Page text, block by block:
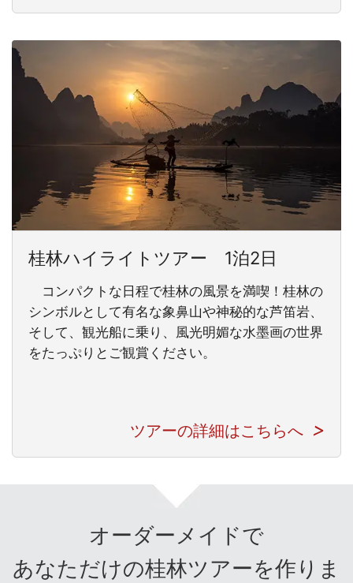
桂林ハイライトツアー 1泊2日
コンパクトな日程で桂林の風景を満喫！桂林の
シンボルとして有名な象鼻山や神秘的な芦笛岩、
そして、観光船に乗り、風光明媚な水墨画の世界
をたっぷりとご観賞ください。
ツアーの詳細はこちらへ
オーダーメイドで
あなただけの桂林ツアーを作りま